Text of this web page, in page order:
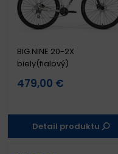
BIG.NINE 20-2X
biely(fialový)
479,00 €
Detail produktu